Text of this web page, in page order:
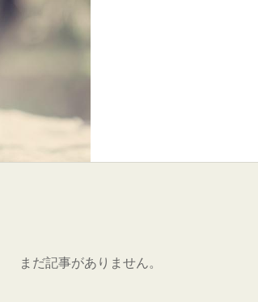
まだ記事がありません。